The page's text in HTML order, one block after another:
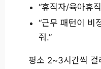
“휴직자/육아휴
“근무 패턴이 비
줘.”
평소 2~3시간씩 걸